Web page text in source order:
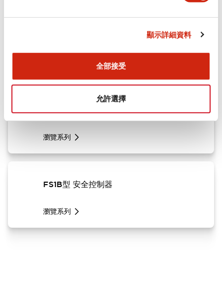
顯示詳細資料
全部接受
允許選擇
HR6S型 安全繼電器模組
瀏覽系列
FS1B型 安全控制器
瀏覽系列